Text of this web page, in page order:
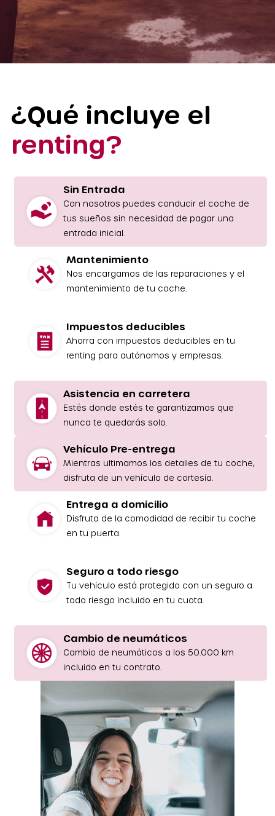
¿Qué incluye el
renting?
Sin Entrada
Con nosotros puedes conducir el coche de
tus sueños sin necesidad de pagar una
entrada inicial.
Mantenimiento
Nos encargamos de las reparaciones y el
mantenimiento de tu coche.
Impuestos deducibles
Ahorra con impuestos deducibles en tu
renting para autónomos y empresas.
Asistencia en carretera
Estés donde estés te garantizamos que
nunca te quedarás solo.
Vehículo Pre-entrega
Mientras ultimamos los detalles de tu coche,
disfruta de un vehículo de cortesía.
Entrega a domicilio
Disfruta de la comodidad de recibir tu coche
en tu puerta.
Seguro a todo riesgo
Tu vehículo está protegido con un seguro a
todo riesgo incluido en tu cuota.
Cambio de neumáticos
Cambio de neumáticos a los 50.000 km
incluido en tu contrato.